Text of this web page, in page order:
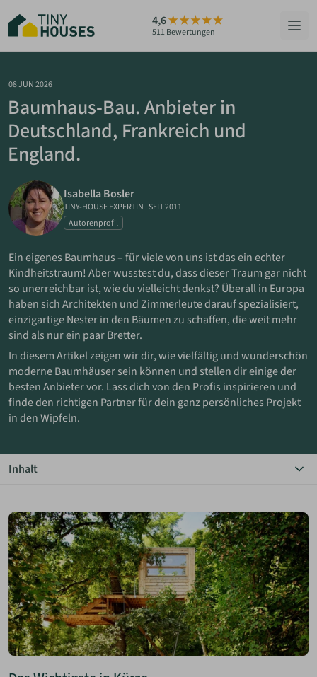
Hauptinhalt
springen
4,6
511 Bewertungen
HÄUSER
BERATUNG
GRUNDSTÜCKE
RATGEBER
ÜBER UNS
ZUM HAUS-FINDER
PARTNER WERDEN
ANMELDEN
MERKLISTE
08 JUN 2026
Baumhaus-Bau. Anbieter in
Deutschland, Frankreich und
England.
Isabella Bosler
TINY-HOUSE EXPERTIN · SEIT 2011
Autorenprofil
Ein eigenes Baumhaus – für viele von uns ist das ein echter
Kindheitstraum! Aber wusstest du, dass dieser Traum gar nicht
so unerreichbar ist, wie du vielleicht denkst? Überall in Europa
haben sich Architekten und Zimmerleute darauf spezialisiert,
einzigartige Nester in den Bäumen zu schaffen, die weit mehr
sind als nur ein paar Bretter.
In diesem Artikel zeigen wir dir, wie vielfältig und wunderschön
moderne Baumhäuser sein können und stellen dir einige der
besten Anbieter vor. Lass dich von den Profis inspirieren und
finde den richtigen Partner für dein ganz persönliches Projekt
in den Wipfeln.
Inhalt
Bildergalerie
Anbieter finden